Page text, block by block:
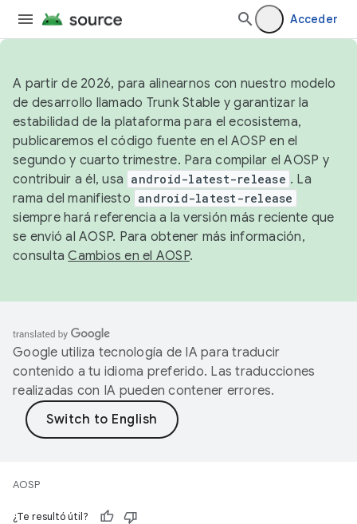
Acceder
A partir de 2026, para alinearnos con nuestro modelo
de desarrollo llamado Trunk Stable y garantizar la
estabilidad de la plataforma para el ecosistema,
publicaremos el código fuente en el AOSP en el
segundo y cuarto trimestre. Para compilar el AOSP y
contribuir a él, usa android-latest-release . La
rama del manifiesto android-latest-release
siempre hará referencia a la versión más reciente que
se envió al AOSP. Para obtener más información,
consultaCambios en el AOSP.
Google utiliza tecnología de IA para traducir
contenido a tu idioma preferido. Las traducciones
realizadas con IA pueden contener errores.
AOSP
¿Te resultó útil?